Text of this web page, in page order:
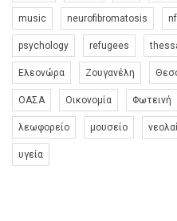
music neurofibromatosis nf
psychology refugees
Ελεονώρα Ζουγανέλη
ΟΑΣΑ Οικονομία Φωτεινή
λεωφορείο μουσείο
υγεία